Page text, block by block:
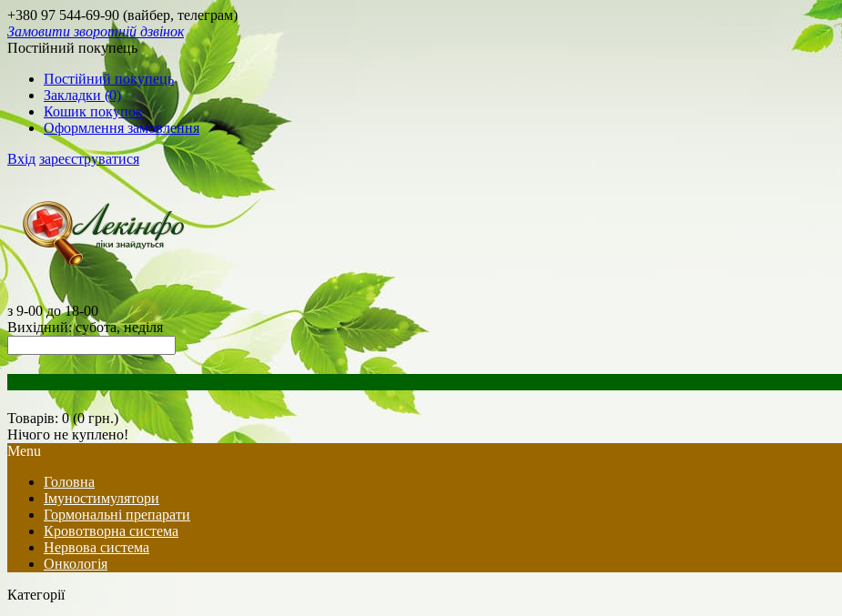
+380 97 544-69-90 (вайбер, телеграм)
Замовити зворотній дзвінок
Постійний покупець
Постійний покупець
Закладки (0)
Кошик покупок
Оформлення замовлення
Вхід зареєструватися
з 9-00 до 18-00
Вихідний: субота, неділя
Товарів: 0 (0 грн.)
Нічого не куплено!
Menu
Головна
Імуностимулятори
Гормональні препарати
Кровотворна система
Нервова система
Онкологія
Категорії